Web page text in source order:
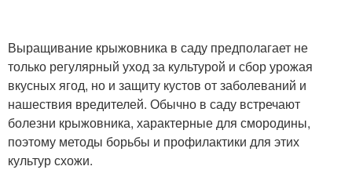
Выращивание крыжовника в саду предполагает не
только регулярный уход за культурой и сбор урожая
вкусных ягод, но и защиту кустов от заболеваний и
нашествия вредителей. Обычно в саду встречают
болезни крыжовника, характерные для смородины,
поэтому методы борьбы и профилактики для этих
культур схожи.